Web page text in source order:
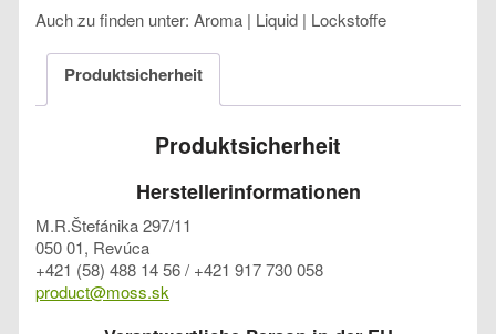
Auch zu finden unter: Aroma | Liquid | Lockstoffe
Produktsicherheit
Produktsicherheit
Herstellerinformationen
M.R.Štefánika 297/11
050 01, Revúca
+421 (58) 488 14 56 / +421 917 730 058
product@moss.sk